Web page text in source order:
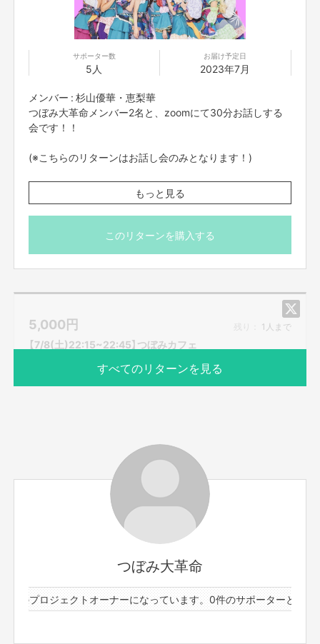
つぼみ大革命
プロジェクトオーナーになっています。0件のサポーターと61件の
サポーター数
5人
お届け予定日
2023年7月
メンバー : 杉山優華・恵梨華
つぼみ大革命メンバー2名と、zoomにて30分お話しする
会です！！
(※こちらのリターンはお話し会のみとなります！)
※プロジェクト本文の末尾に記載されている【ご支援にあた
ってのご注意事項】を必ずご一読ください。
もっと見る
このリターンを購入する
5,000円 残り： 1人まで
【7/8(土)22:15~22:45】つぼみカフェ
サポーター数 お届け予定日
2023年7月
メンバー : 杉山優華・岡本りん
つぼみ大革命メンバー2名と、zoomにて30分お話しする
(※こちらのリターンはお話し会のみとなります！)
※プロジェクト本文の末尾に記載されている【ご支援にあた
もっと見る
すべてのリターンを見る